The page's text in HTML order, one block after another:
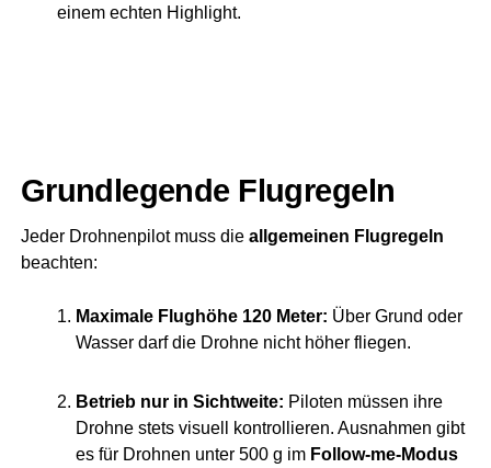
einem ech­ten Highlight.
Grund­le­gen­de Flugregeln
Jeder Droh­nen­pi­lot muss die all­ge­mei­nen Flug­re­geln
beachten:
Maxi­ma­le Flug­hö­he 120 Meter: Über Grund oder
Was­ser darf die Droh­ne nicht höher fliegen.
Betrieb nur in Sicht­wei­te: Pilo­ten müs­sen ihre
Droh­ne stets visu­ell kon­trol­lie­ren. Aus­nah­men gibt
es für Droh­nen unter 500 g im Fol­low-me-Modus